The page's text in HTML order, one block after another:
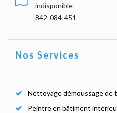
indisponible
842-084-451
Nos Services
Nettoyage démoussage de
Peintre en bâtiment